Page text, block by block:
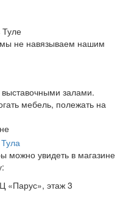
мы не навязываем нашим
залами.
мебель, полежать на
можно увидеть в магазине
«Парус», этаж 3